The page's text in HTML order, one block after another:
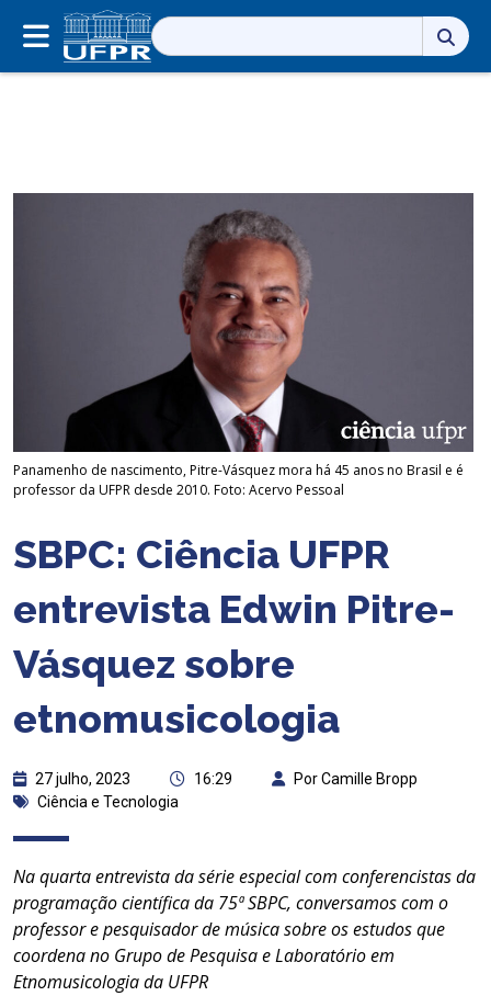
Pesquisar
por:
Panamenho de nascimento, Pitre-Vásquez mora há 45 anos no Brasil e é
professor da UFPR desde 2010. Foto: Acervo Pessoal
SBPC: Ciência UFPR
entrevista Edwin Pitre-
Vásquez sobre
etnomusicologia
27 julho, 2023 16:29
Por Camille Bropp
Ciência e Tecnologia
Na quarta entrevista da série especial com conferencistas da
programação científica da 75ª SBPC, conversamos com o
professor e pesquisador de música sobre os estudos que
coordena no Grupo de Pesquisa e Laboratório em
Etnomusicologia da UFPR